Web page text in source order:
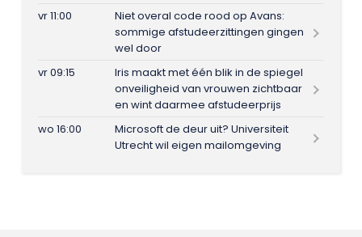
vr 11:00
Niet overal code rood op Avans:
sommige afstudeerzittingen gingen
wel door
vr 09:15
Iris maakt met één blik in de spiegel
onveiligheid van vrouwen zichtbaar
en wint daarmee afstudeerprijs
wo 16:00
Microsoft de deur uit? Universiteit
Utrecht wil eigen mailomgeving